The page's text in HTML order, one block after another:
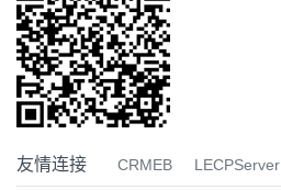
友情连接 CRMEB LECPServer